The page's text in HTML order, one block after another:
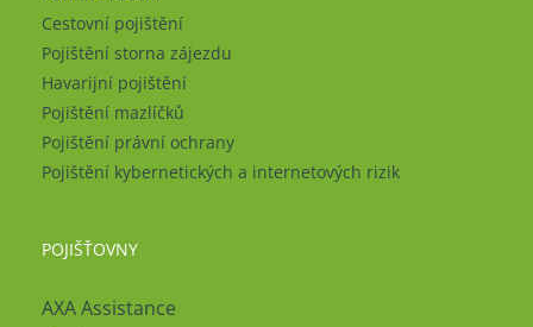
Cestovní pojištění
Pojištění storna zájezdu
Havarijní pojištění
Pojištění mazlíčků
Pojištění právní ochrany
Pojištění kybernetických a internetových rizik
POJIŠŤOVNY
AXA Assistance